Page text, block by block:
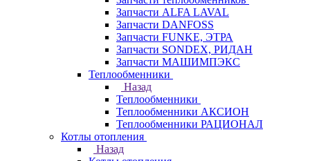
Запчасти ALFA LAVAL
Запчасти DANFOSS
Запчасти FUNKE, ЭТРА
Запчасти SONDEX, РИДАН
Запчасти МАШИМПЭКС
Теплообменники
Назад
Теплообменники
Теплообменники АКСИОН
Теплообменники РАЦИОНАЛ
Котлы отопления
Назад